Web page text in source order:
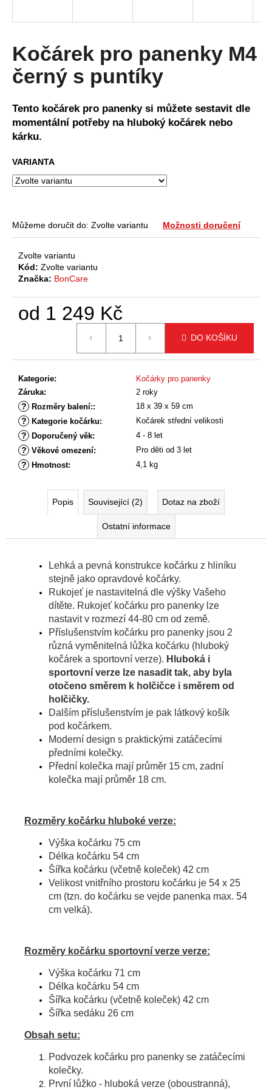
Kočárek pro panenky M4
černý s puntíky
Tento kočárek pro panenky si můžete sestavit dle
momentální potřeby na hluboký kočárek nebo
kárku.
VARIANTA
Můžeme doručit do: Zvolte variantu Možnosti doručení
Zvolte variantu
Kód: Zvolte variantu
Značka: BonCare
od 1 249 Kč
DO KOŠÍKU
Kategorie:
Kočárky pro panenky
Záruka: 2 roky
? Rozměry balení:: 18 x 39 x 59 cm
? Kategorie kočárku: Kočárek střední velikosti
? Doporučený věk: 4 - 8 let
? Věkové omezení: Pro děti od 3 let
? Hmotnost: 4,1 kg
Popis Související (2) Dotaz na zboží
Ostatní informace
Lehká a pevná konstrukce kočárku z hliníku
stejně jako opravdové kočárky.
Rukojeť je nastavitelná dle výšky Vašeho
dítěte. Rukojeť kočárku pro panenky lze
nastavit v rozmezí 44-80 cm od země.
Příslušenstvím kočárku pro panenky jsou 2
různá vyměnitelná lůžka kočárku (hluboký
kočárek a sportovní verze). Hluboká i
sportovní verze lze nasadit tak, aby byla
otočeno směrem k holčičce i směrem od
holčičky.
Dalším příslušenstvím je pak látkový košík
pod kočárkem.
Moderní design s praktickými zatáčecími
předními kolečky.
Přední kolečka mají průměr 15 cm, zadní
kolečka mají průměr 18 cm.
Rozměry kočárku hluboké verze:
Výška kočárku 75 cm
Délka kočárku 54 cm
Šířka kočárku (včetně koleček) 42 cm
Velikost vnitřního prostoru kočárku je 54 x 25
cm (tzn. do kočárku se vejde panenka max. 54
cm velká).
Rozměry kočárku sportovní verze verze:
Výška kočárku 71 cm
Délka kočárku 54 cm
Šířka kočárku (včetně koleček) 42 cm
Šířka sedáku 26 cm
Obsah setu:
Podvozek kočárku pro panenky se zatáčecími
kolečky.
První lůžko - hluboká verze (oboustranná),
í
t
?
p
o
u
j